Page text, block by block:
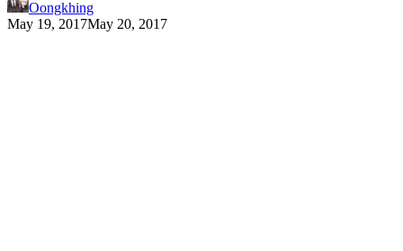
Oongkhing
May 19, 2017May 20, 2017